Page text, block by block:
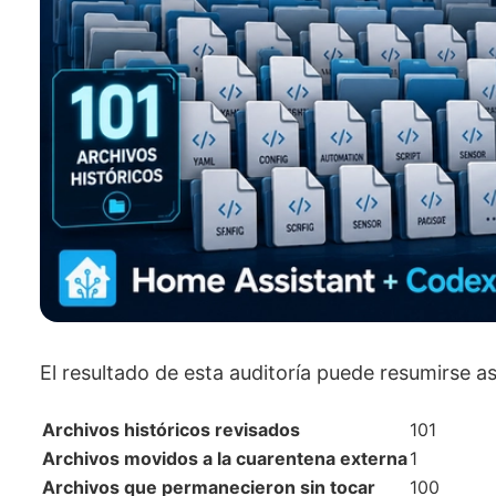
El resultado de esta auditoría puede resumirse
Archivos históricos revisados
101
Archivos movidos a la cuarentena externa1
Archivos que permanecieron sin tocar
100